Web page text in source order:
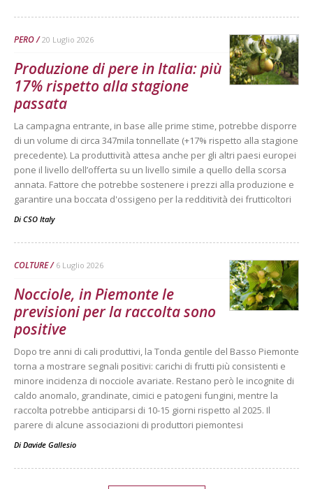
PERO 20 Luglio 2026
Produzione di pere in Italia: più
17% rispetto alla stagione
passata
La campagna entrante, in base alle prime stime, potrebbe disporre
di un volume di circa 347mila tonnellate (+17% rispetto alla stagione
precedente). La produttività attesa anche per gli altri paesi europei
pone il livello dell’offerta su un livello simile a quello della scorsa
annata. Fattore che potrebbe sostenere i prezzi alla produzione e
garantire una boccata d'ossigeno per la redditività dei frutticoltori
Di CSO Italy
COLTURE 6 Luglio 2026
Nocciole, in Piemonte le
previsioni per la raccolta sono
positive
Dopo tre anni di cali produttivi, la Tonda gentile del Basso Piemonte
torna a mostrare segnali positivi: carichi di frutti più consistenti e
minore incidenza di nocciole avariate. Restano però le incognite di
caldo anomalo, grandinate, cimici e patogeni fungini, mentre la
raccolta potrebbe anticiparsi di 10-15 giorni rispetto al 2025. Il
parere di alcune associazioni di produttori piemontesi
Di Davide Gallesio